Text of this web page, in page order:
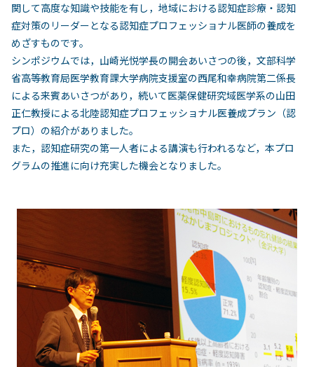
関して高度な知識や技能を有し，地域における認知症診療・認知
症対策のリーダーとなる認知症プロフェッショナル医師の養成を
めざすものです。
シンポジウムでは，山崎光悦学長の開会あいさつの後，文部科学
省高等教育局医学教育課大学病院支援室の西尾和幸病院第二係長
による来賓あいさつがあり，続いて医薬保健研究域医学系の山田
正仁教授による北陸認知症プロフェッショナル医養成プラン（認
プロ）の紹介がありました。
また，認知症研究の第一人者による講演も行われるなど，本プロ
グラムの推進に向け充実した機会となりました。